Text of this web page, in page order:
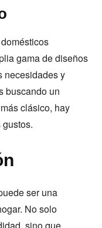
gama de diseños
necesidades y
buscando un
clásico, hay
ser una
No solo
sino que